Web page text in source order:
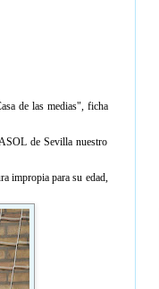
de las medias", ficha
de Sevilla nuestro
impropia para su edad,